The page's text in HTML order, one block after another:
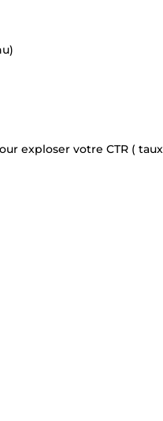
exploser votre CTR (